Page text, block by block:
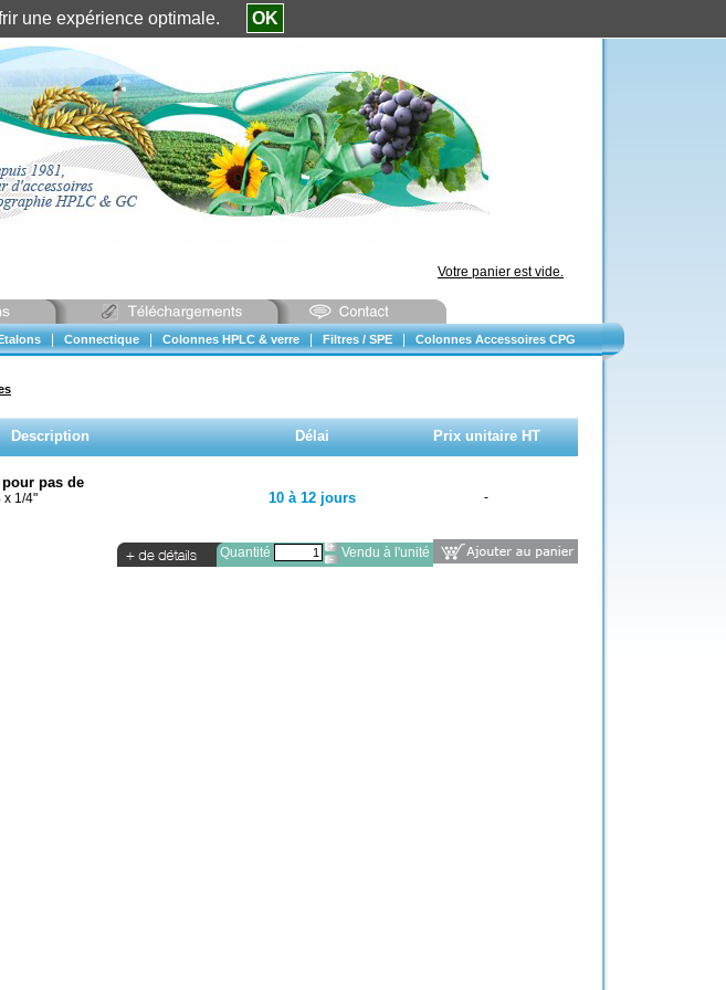
Identification client ||Mon compte
Votre panier est vide.
Connectique Colonnes HPLC & verre Filtres / SPE Colonnes Accessoires CPG
Description Délai Prix unitaire HT
pas de
x 1/4"
10 à 12 jours -
Quantité Vendu à l'unité
une expérience optimale. OK